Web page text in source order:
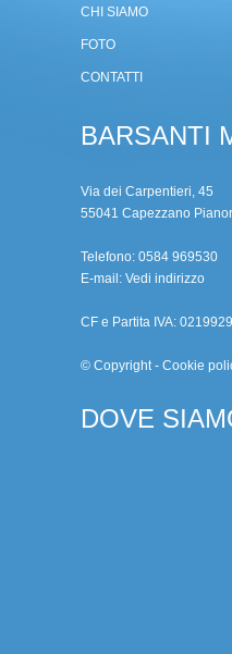
CHI SIAMO
FOTO
CONTATTI
BARSANTI
Via dei Carpentieri, 45
55041 Capezzano
Telefono: 0584 969530
E-mail: Vedi indirizzo
CF e Partita IVA:
© Copyright- Cookie
DOVE